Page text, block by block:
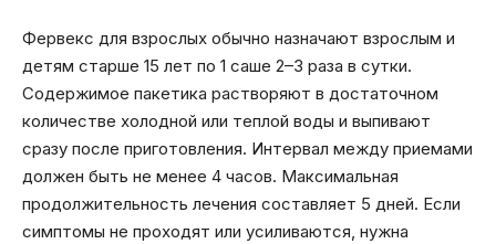
Фервекс для взрослых обычно назначают взрослым и
детям старше 15 лет по 1 саше 2–3 раза в сутки.
Содержимое пакетика растворяют в достаточном
количестве холодной или теплой воды и выпивают
сразу после приготовления. Интервал между приемами
должен быть не менее 4 часов. Максимальная
продолжительность лечения составляет 5 дней. Если
симптомы не проходят или усиливаются, нужна